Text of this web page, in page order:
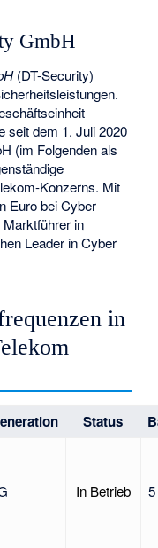
GmbH
(DT-Security)
seit dem 1. Juli 2020
(im Folgenden als
Konzerns. Mit
Euro bei Cyber
in
Leader in Cyber
in
Status
In Betrieb